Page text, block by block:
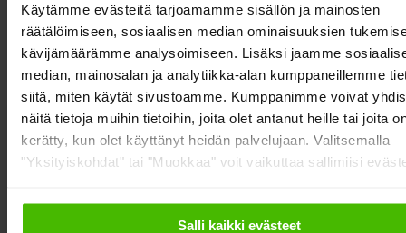
Käytämme evästeitä tarjoamamme sisällön ja mainosten
räätälöimiseen, sosiaalisen median ominaisuuksien
kävijämäärämme analysoimiseen. Lisäksi jaamme
median, mainosalan ja analytiikka-alan kumppaneillemme
siitä, miten käytät sivustoamme. Kumppanimme voivat
näitä tietoja muihin tietoihin, joita olet antanut heille tai joita
kerätty, kun olet käyttänyt heidän palvelujaan. Valitsemalla
"Yksityiskohdat" tai "Muokkaa" voit vaikuttaa sallimiisi
Salli kaikki evästeet
alk.382,50€
alv 0%